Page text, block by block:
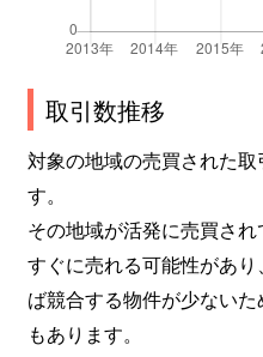
取引数推移
対象の地域の売買された
す。
その地域が活発に売買さ
すぐに売れる可能性があ
ば競合する物件が少ない
もあります。